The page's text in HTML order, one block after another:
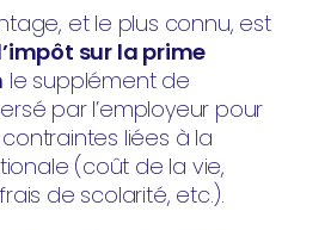
et le plus connu, est
sur la prime
le supplément de
par l’employeur pour
liées à la
(coût de la vie,
de scolarité, etc.).